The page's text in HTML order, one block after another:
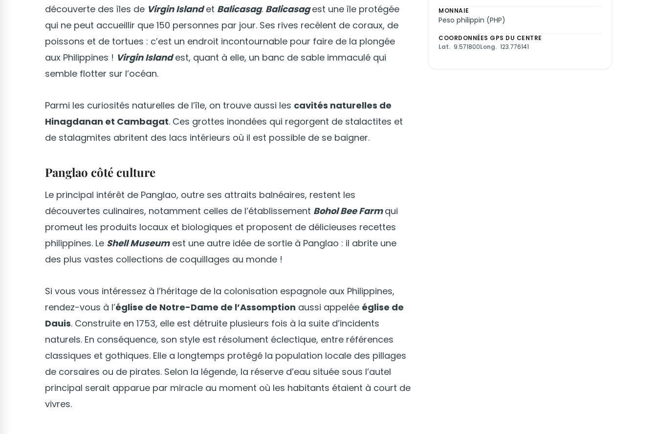
découverte des îles de Virgin Islandet Balicasag. Balicasagest une île protégée
qui ne peut accueillir que 150 personnes par jour. Ses rives recèlent de coraux, de
poissons et de tortues : c’est un endroit incontournable pour faire de la plongée
aux Philippines ! Virgin Islandest, quant à elle, un banc de sable immaculé qui
semble flotter sur l’océan.
Parmi les curiosités naturelles de l’île, on trouve aussi les cavités naturelles de
Hinagdanan et Cambagat. Ces grottes inondées qui regorgent de stalactites et
de stalagmites abritent des lacs intérieurs où il est possible de se baigner.
Panglao côté culture
Le principal intérêt de Panglao, outre ses attraits balnéaires, restent les
découvertes culinaires, notamment celles de l’établissement Bohol Bee Farmqui
promeut les produits locaux et biologiques et proposent de délicieuses recettes
philippines. Le Shell Museumest une autre idée de sortie à Panglao : il abrite une
des plus vastes collections de coquillages au monde !
Si vous vous intéressez à l’héritage de la colonisation espagnole aux Philippines,
rendez-vous à l’église de Notre-Dame de l’Assomption aussi appelée église de
Dauis. Construite en 1753, elle est détruite plusieurs fois à la suite d’incidents
naturels. En conséquence, son style est résolument éclectique, entre références
classiques et gothiques. Elle a longtemps protégé la population locale des pillages
de corsaires ou de pirates. Selon la légende, la réserve d’eau située sous l’autel
principal serait apparue par miracle au moment où les habitants étaient à court de
vivres.
MONNAIE
Peso philippin (PHP)
COORDONNÉES GPS DU CENTRE
Lat. 9.571800Long. 123.776141